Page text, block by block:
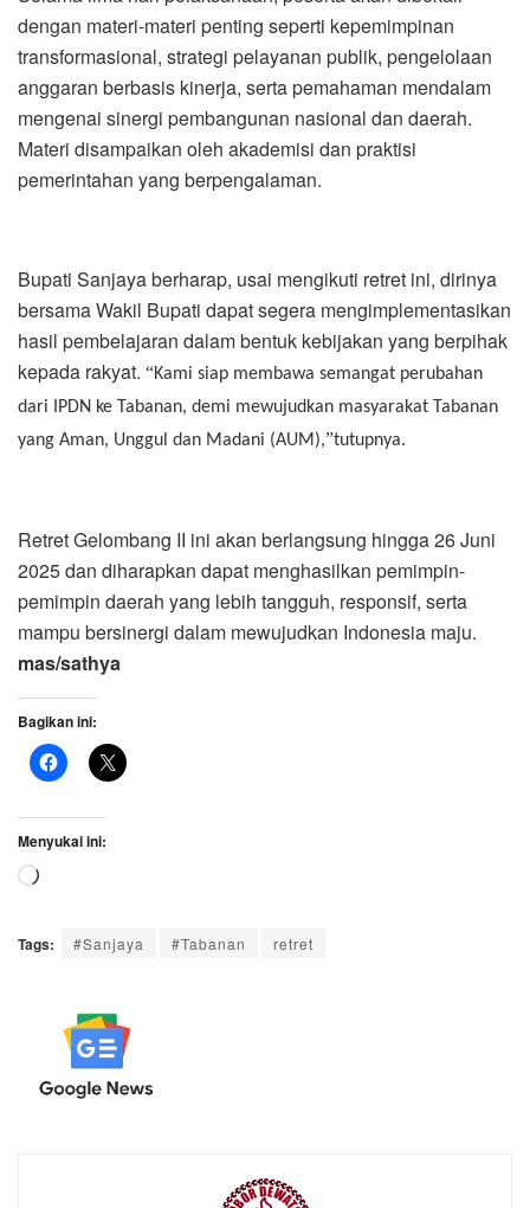
dengan materi-materi penting seperti kepemimpinan
transformasional, strategi pelayanan publik, pengelolaan
anggaran berbasis kinerja, serta pemahaman mendalam
mengenai sinergi pembangunan nasional dan daerah.
Materi disampaikan oleh akademisi dan praktisi
pemerintahan yang berpengalaman.
Bupati Sanjaya berharap, usai mengikuti retret ini, dirinya
bersama Wakil Bupati dapat segera mengimplementasikan
hasil pembelajaran dalam bentuk kebijakan yang berpihak
kepada rakyat. “Kami siap membawa semangat perubahan
dari IPDN ke Tabanan, demi mewujudkan masyarakat Tabanan
yang Aman, Unggul dan Madani (AUM),”tutupnya.
Retret Gelombang II ini akan berlangsung hingga 26 Juni
2025 dan diharapkan dapat menghasilkan pemimpin-
pemimpin daerah yang lebih tangguh, responsif, serta
mampu bersinergi dalam mewujudkan Indonesia maju.
mas/sathya
Bagikan ini:
Menyukai ini:
Memuat...
Tags: #Sanjaya #Tabanan retret